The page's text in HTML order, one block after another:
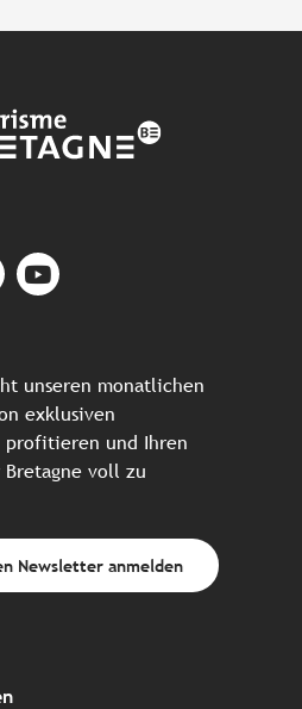
unseren monatlichen
exklusiven
profitieren und Ihren
voll zu
Newsletter anmelden